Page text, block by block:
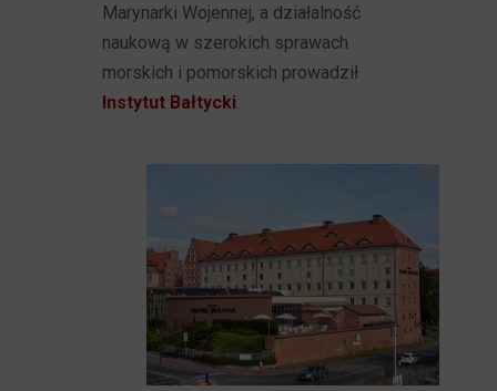
Marynarki Wojennej, a działalność
naukową w szerokich sprawach
morskich i pomorskich prowadził
Instytut Bałtycki